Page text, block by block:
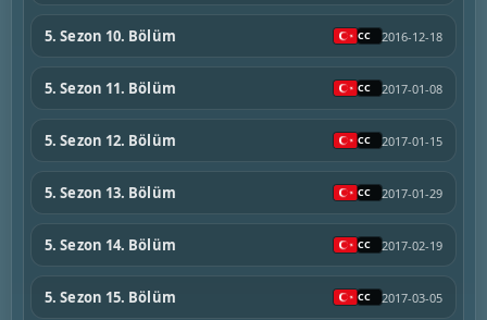
5. Sezon 10. Bölüm 2016-12-18
5. Sezon 11. Bölüm 2017-01-08
5. Sezon 12. Bölüm 2017-01-15
5. Sezon 13. Bölüm 2017-01-29
5. Sezon 14. Bölüm 2017-02-19
5. Sezon 15. Bölüm 2017-03-05